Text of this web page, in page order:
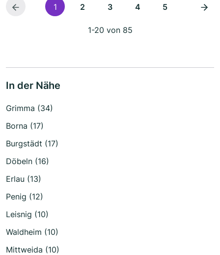
1 2 3 4 5
1-20 von 85
In der Nähe
Grimma (34)
Borna (17)
Burgstädt (17)
Döbeln (16)
Erlau (13)
Penig (12)
Leisnig (10)
Waldheim (10)
Mittweida (10)